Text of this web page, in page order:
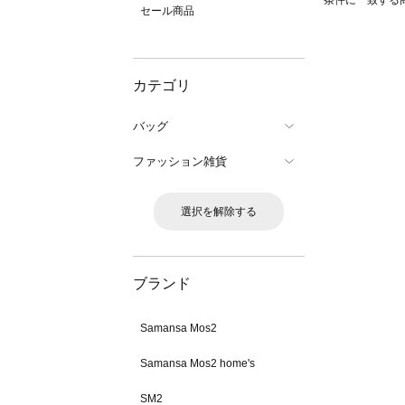
セール商品
カテゴリ
バッグ
ファッション雑貨
選択を解除する
ブランド
Samansa Mos2
Samansa Mos2 home's
SM2